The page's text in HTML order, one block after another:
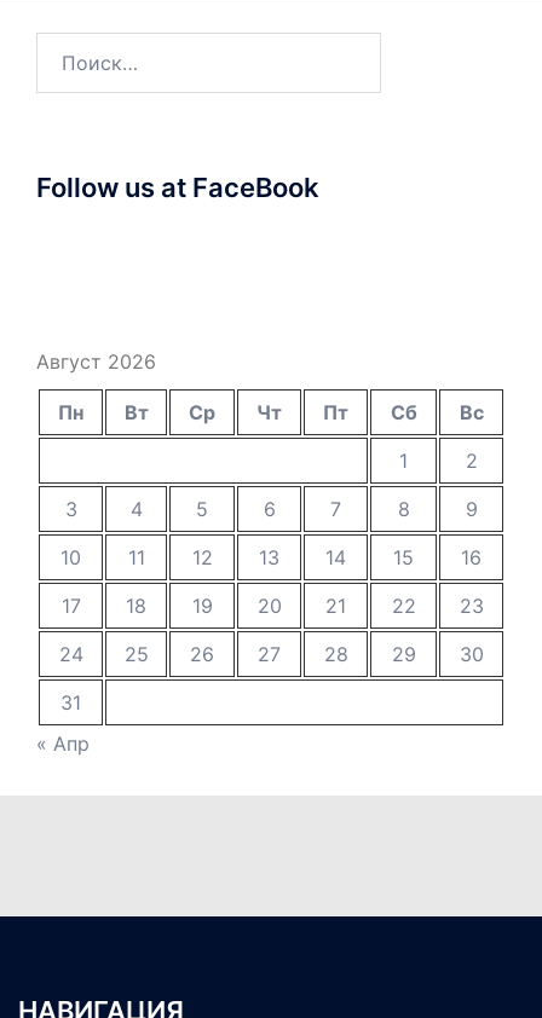
Follow us at FaceBook
Август 2026
Пн Вт Ср Чт Пт Сб
Вс
1
2
3
4 5 6 7 8
9
10
11 12 13 14 15
16
17
18 19 20 21 22
23
24
25 26 27 28 29
30
31
« Апр
НАВИГАЦИЯ